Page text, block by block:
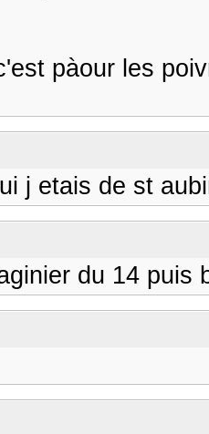
pàour les
j etais de st
du 14 puis